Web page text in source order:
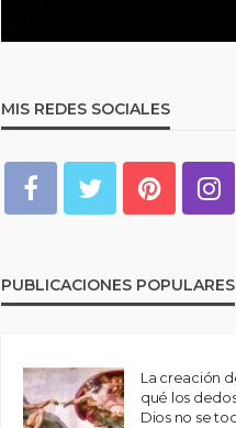
MIS REDES SOCIALES
PUBLICACIONES POPULARES
La creación
qué los
Dios no se